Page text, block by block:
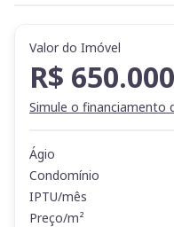
Valor do Imóvel
R$ 650.000
Simule o financiamento
Ágio
Condomínio
IPTU/mês
Preço/m²